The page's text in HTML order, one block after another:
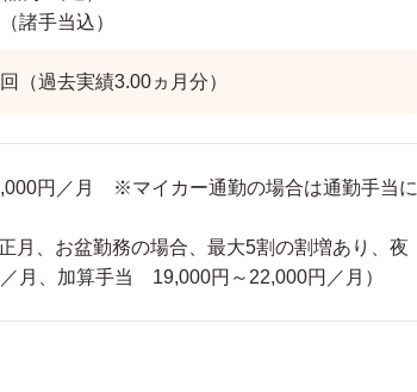
諸手当込）
（過去実績3.00ヵ月分）
円／月 ※マイカー通勤の場合は通勤手当に
月、お盆勤務の場合、最大5割の割増あり、夜
月、加算手当 19,000円～22,000円／月）